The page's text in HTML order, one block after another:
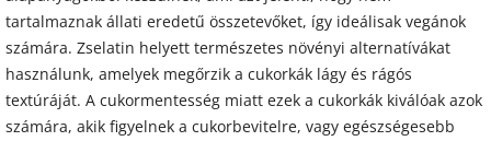
tartalmaznak állati eredetű összetevőket, így ideálisak vegánok
számára. Zselatin helyett természetes növényi alternatívákat
használunk, amelyek megőrzik a cukorkák lágy és rágós
textúráját. A cukormentesség miatt ezek a cukorkák kiválóak azok
számára, akik figyelnek a cukorbevitelre, vagy egészségesebb